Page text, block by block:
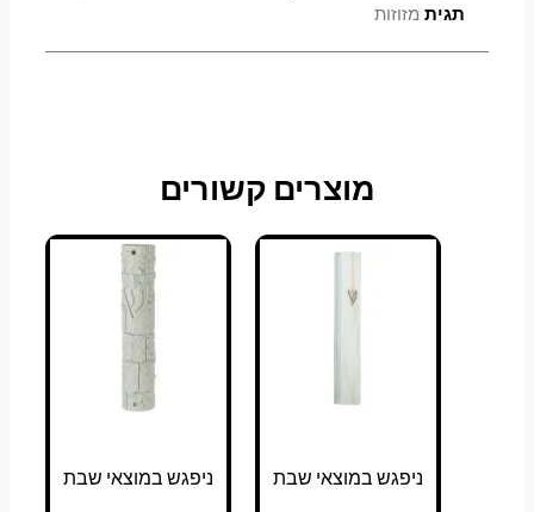
מזוזות
מוצרים קשורים
ניפגש במוצאי שבת ניפגש במוצאי שבת